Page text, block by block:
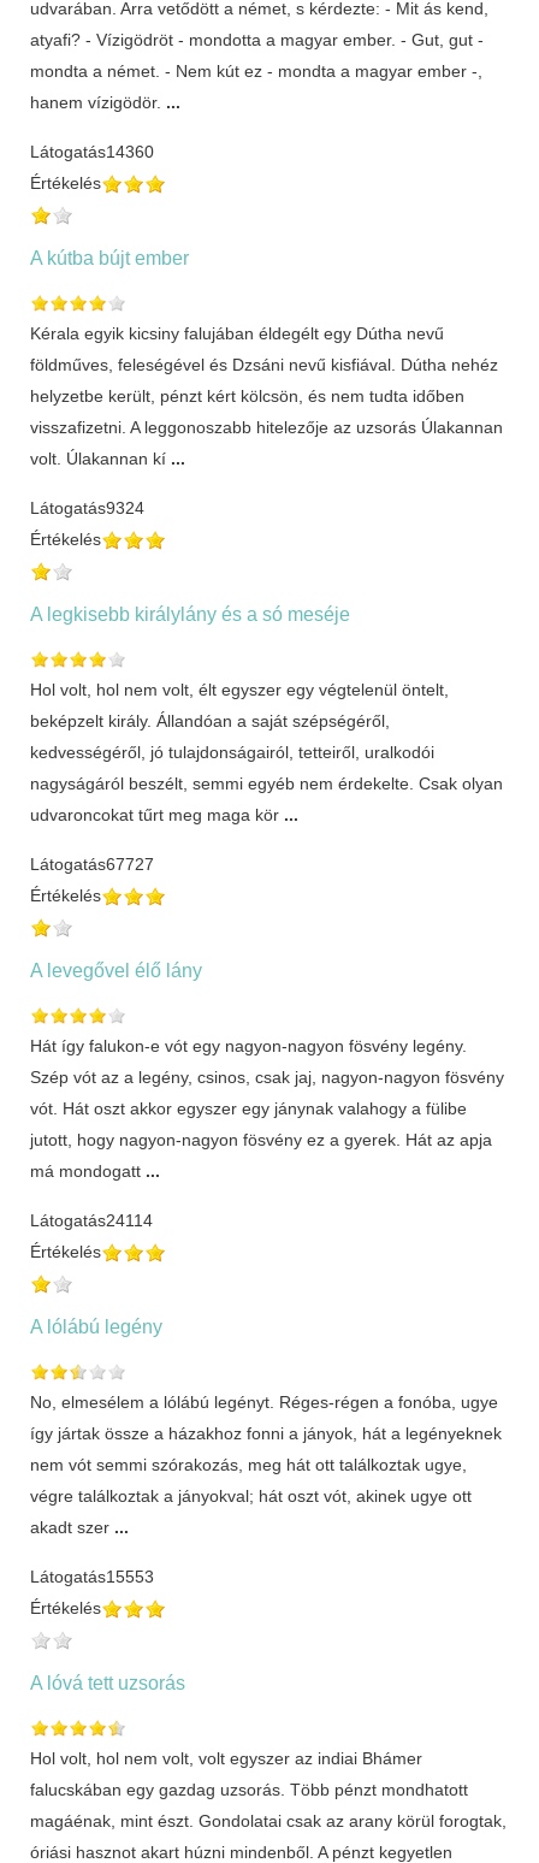
udvarában. Arra vetődött a német, s kérdezte: - Mit ás kend,
atyafi? - Vízigödröt - mondotta a magyar ember. - Gut, gut -
mondta a német. - Nem kút ez - mondta a magyar ember -,
hanem vízigödör. ...
Látogatás14360
Értékelés
A kútba bújt ember
Kérala egyik kicsiny falujában éldegélt egy Dútha nevű
földműves, feleségével és Dzsáni nevű kisfiával. Dútha nehéz
helyzetbe került, pénzt kért kölcsön, és nem tudta időben
visszafizetni. A leggonoszabb hitelezője az uzsorás Úlakannan
volt. Úlakannan kí ...
Látogatás9324
Értékelés
A legkisebb királylány és a só meséje
Hol volt, hol nem volt, élt egyszer egy végtelenül öntelt,
beképzelt király. Állandóan a saját szépségéről,
kedvességéről, jó tulajdonságairól, tetteiről, uralkodói
nagyságáról beszélt, semmi egyéb nem érdekelte. Csak olyan
udvaroncokat tűrt meg maga kör ...
Látogatás67727
Értékelés
A levegővel élő lány
Hát így falukon-e vót egy nagyon-nagyon fösvény legény.
Szép vót az a legény, csinos, csak jaj, nagyon-nagyon fösvény
vót. Hát oszt akkor egyszer egy jánynak valahogy a fülibe
jutott, hogy nagyon-nagyon fösvény ez a gyerek. Hát az apja
má mondogatt ...
Látogatás24114
Értékelés
A lólábú legény
No, elmesélem a lólábú legényt. Réges-régen a fonóba, ugye
így jártak össze a házakhoz fonni a jányok, hát a legényeknek
nem vót semmi szórakozás, meg hát ott találkoztak ugye,
végre találkoztak a jányokval; hát oszt vót, akinek ugye ott
akadt szer ...
Látogatás15553
Értékelés
A lóvá tett uzsorás
Hol volt, hol nem volt, volt egyszer az indiai Bhámer
falucskában egy gazdag uzsorás. Több pénzt mondhatott
magáénak, mint észt. Gondolatai csak az arany körül forogtak,
óriási hasznot akart húzni mindenből. A pénzt kegyetlen